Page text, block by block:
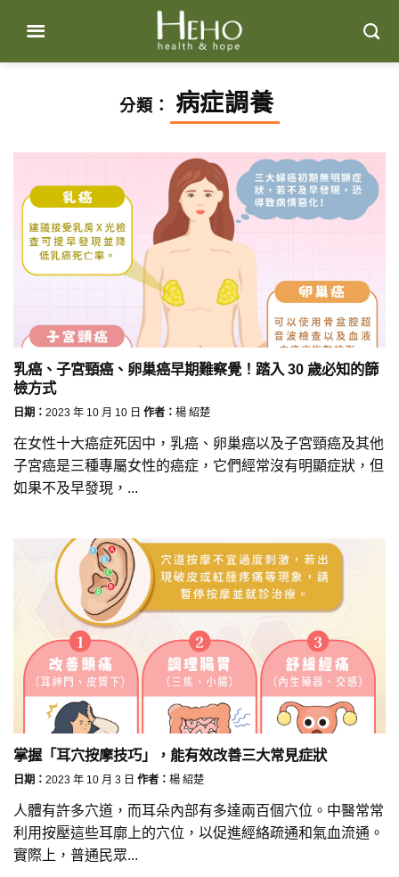
content
分類： 病症調養
乳癌、子宮頸癌、卵巢癌早期難察覺！踏入 30 歲必知的篩
檢方式
日期： 2023 年 10 月 10 日 作者： 楊 紹楚
在女性十大癌症死因中，乳癌、卵巢癌以及子宮頸癌及其他
子宮癌是三種專屬女性的癌症，它們經常沒有明顯症狀，但
如果不及早發現，...
掌握「耳穴按摩技巧」，能有效改善三大常見症狀
日期： 2023 年 10 月 3 日 作者： 楊 紹楚
人體有許多穴道，而耳朵內部有多達兩百個穴位。中醫常常
利用按壓這些耳廓上的穴位，以促進經絡疏通和氣血流通。
實際上，普通民眾...